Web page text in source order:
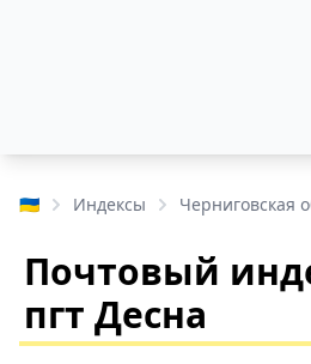
🇺🇦 Индексы Черниговская
Почтовый
пгт Десна